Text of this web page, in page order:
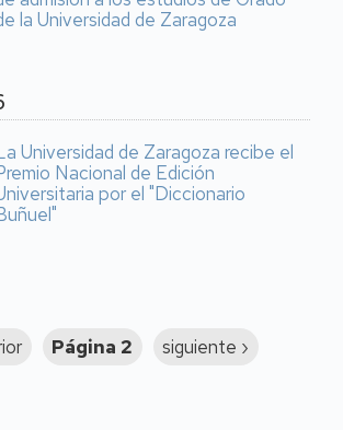
la Universidad de Zaragoza
Universidad de Zaragoza recibe el
Nacional de Edición
por el "Diccionario
Página 2
Siguiente
siguiente ›